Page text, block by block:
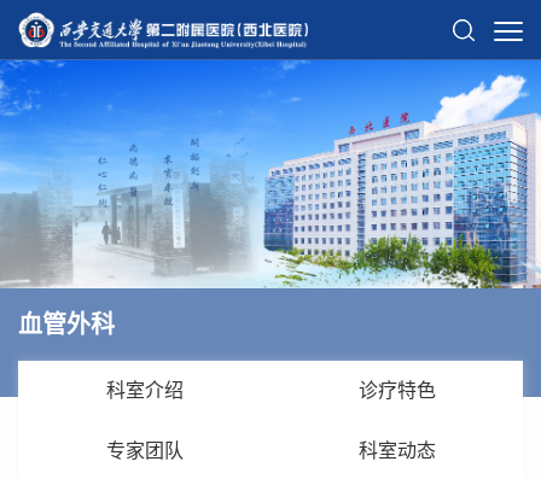
血管外科
科室介绍 诊疗特色
专家团队 科室动态